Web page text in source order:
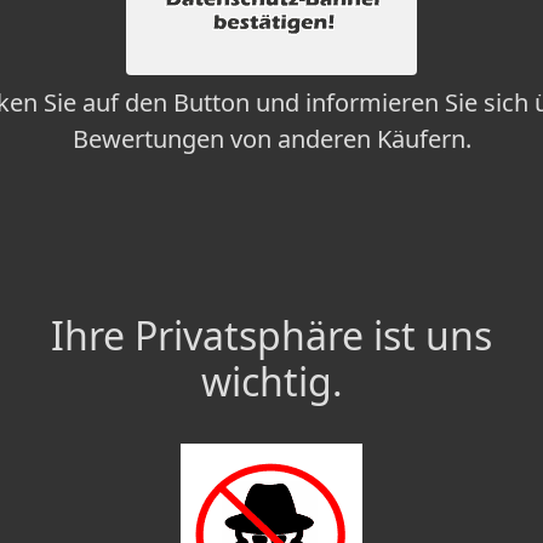
Sie auf den Button und informieren Sie sich
Bewertungen von anderen Käufern.
Ihre Privatsphäre ist uns
wichtig.